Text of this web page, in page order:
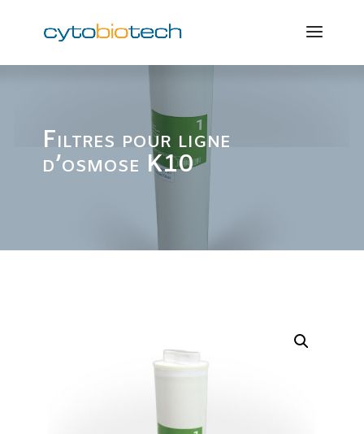
Filtres pour ligne
d’osmose K10